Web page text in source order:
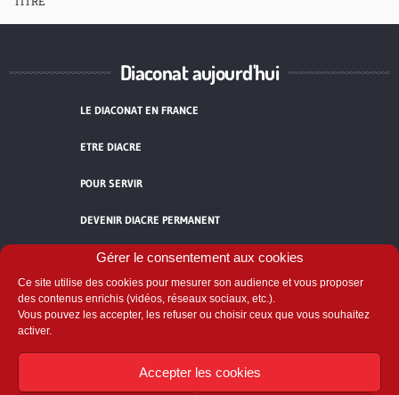
Gérer le consentement aux cookies
Ce site utilise des cookies pour mesurer son audience et vous proposer
des contenus enrichis (vidéos, réseaux sociaux, etc.).
Vous pouvez les accepter, les refuser ou choisir ceux que vous souhaitez
activer.
Accepter les cookies
Diaconat aujourd'hui
LE DIACONAT EN FRANCE
ETRE DIACRE
POUR SERVIR
DEVENIR DIACRE PERMANENT
TÉMOIGNAGES
ACCUEIL